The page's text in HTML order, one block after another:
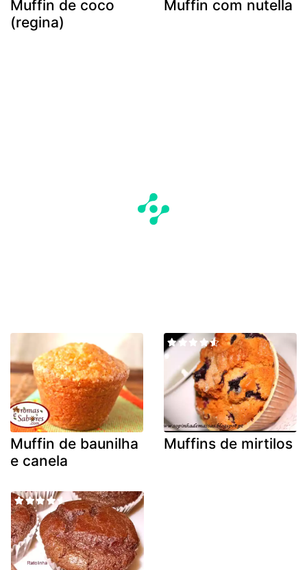
Muffin de coco
(regina)
Muffin com nutella
Muffin de baunilha
e canela
Muffins de mirtilos